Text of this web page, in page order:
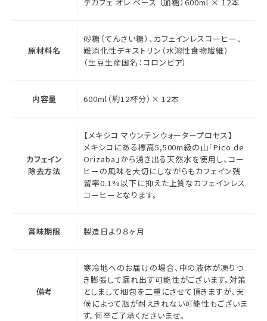
原材料名
砂糖（てんさい糖）、カフェインレスコーヒー、
難消化性デキストリン（水溶性食物繊維）
（生豆生産国名：コロンビア）
内容量 600ml（約12杯分）× 12本
カフェイン
除去方法
【メキシコ マウンテンウォータープロセス】
メキシコにある標高5,500m級の山「Pico de
Orizaba」から湧き出る天然水を使用し、コー
ヒーの風味を大切にしながらもカフェイン残
留率0.1%以下に抑えた上質なカフェインレス
コーヒーとなります。
賞味期限 製造日より８ヶ月
備考
寒冷地へのお届けの場合、中の液体が凍りつ
き膨張して漏れ出す可能性がございます。対策
としまして梱包を二重にさせて頂きますが、天
候によって瓶が耐えきれない可能性もございま
す。何卒ご了承くださいませ。